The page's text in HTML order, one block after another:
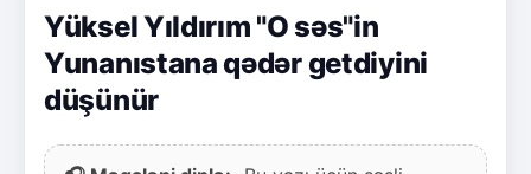
Yüksel Yıldırım "O səs"in
Yunanıstana qədər getdiyini
düşünür